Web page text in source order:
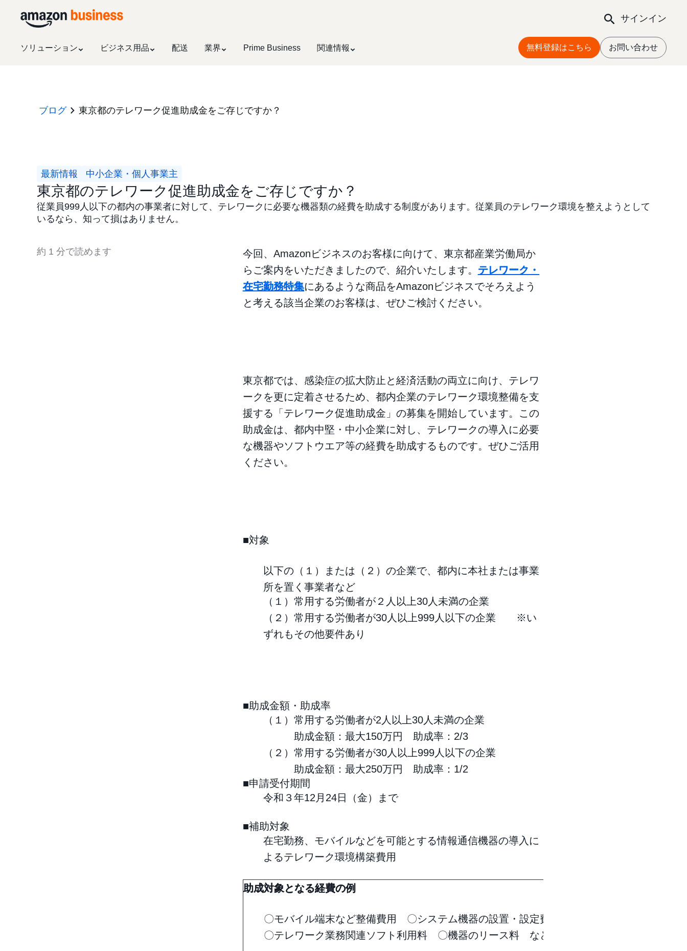
サインイン
ソリューション ビジネス用品 配送 業界 Prime Business 関連情報 無料登録はこちら お問い合わせ
ブログ 東京都のテレワーク促進助成金をご存じですか？
最新情報 中小企業・個人事業主
東京都のテレワーク促進助成金をご存じですか？
従業員999人以下の都内の事業者に対して、テレワークに必要な機器類の経費を助成する制度があります。従業員のテレワーク環境を整えようとして
いるなら、知って損はありません。
約 1 分で読めます
今回、Amazonビジネスのお客様に向けて、東京都産業労働局か
らご案内をいただきましたので、紹介いたします。 テレワーク・
在宅勤務特集にあるような商品をAmazonビジネスでそろえよう
と考える該当企業のお客様は、ぜひご検討ください。
東京都では、感染症の拡大防止と経済活動の両立に向け、テレワ
ークを更に定着させるため、都内企業のテレワーク環境整備を支
援する「テレワーク促進助成金」の募集を開始しています。この
助成金は、都内中堅・中小企業に対し、テレワークの導入に必要
な機器やソフトウエア等の経費を助成するものです。ぜひご活用
ください。
■対象
以下の（１）または（２）の企業で、都内に本社または事業
所を置く事業者など
（１）常用する労働者が２人以上30人未満の企業
（２）常用する労働者が30人以上999人以下の企業 ※い
ずれもその他要件あり
■助成金額・助成率
（１）常用する労働者が2人以上30人未満の企業
助成金額：最大150万円 助成率：2/3
（２）常用する労働者が30人以上999人以下の企業
助成金額：最大250万円 助成率：1/2
■申請受付期間
令和３年12月24日（金）まで
■補助対象
在宅勤務、モバイルなどを可能とする情報通信機器の導入に
よるテレワーク環境構築費用
助成対象となる経費の例
〇モバイル端末など整備費用 〇システム機器の設置・設定費用
〇テレワーク業務関連ソフト利用料 〇機器のリース料 など